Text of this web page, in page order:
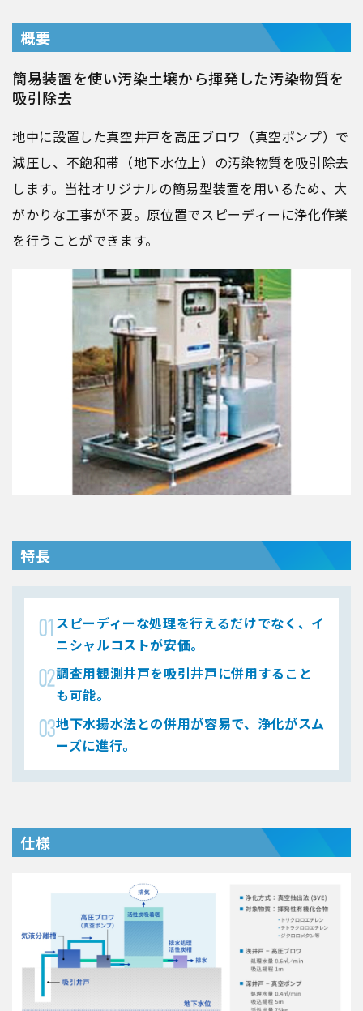
概要
簡易装置を使い汚染土壌から揮発した汚染物質を
吸引除去
地中に設置した真空井戸を高圧ブロワ（真空ポンプ）で
減圧し、不飽和帯（地下水位上）の汚染物質を吸引除去
します。当社オリジナルの簡易型装置を用いるため、大
がかりな工事が不要。原位置でスピーディーに浄化作業
を行うことができます。
特長
スピーディーな処理を行えるだけでなく、イ
ニシャルコストが安価。
調査用観測井戸を吸引井戸に併用すること
も可能。
地下水揚水法との併用が容易で、浄化がスム
ーズに進行。
仕様